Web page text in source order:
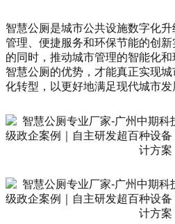
智慧公厕是城市公共设施数字化
管理、便捷服务和环保节能的创
的同时，推动城市管理的智能化
智慧公厕的优势，才能真正实现
化转型，以更好地满足现代城市发